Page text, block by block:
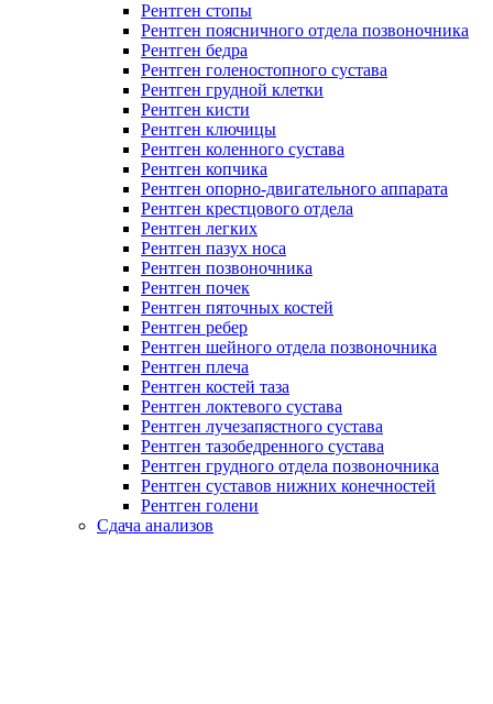
Рентген стопы
Рентген поясничного отдела позвоночника
Рентген бедра
Рентген голеностопного сустава
Рентген грудной клетки
Рентген кисти
Рентген ключицы
Рентген коленного сустава
Рентген копчика
Рентген опорно-двигательного аппарата
Рентген крестцового отдела
Рентген легких
Рентген пазух носа
Рентген позвоночника
Рентген почек
Рентген пяточных костей
Рентген ребер
Рентген шейного отдела позвоночника
Рентген плеча
Рентген костей таза
Рентген локтевого сустава
Рентген лучезапястного сустава
Рентген тазобедренного сустава
Рентген грудного отдела позвоночника
Рентген суставов нижних конечностей
Рентген голени
Сдача анализов